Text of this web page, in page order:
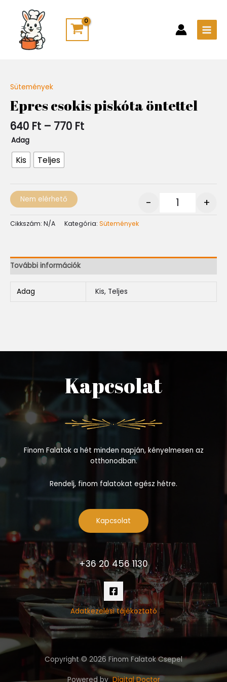
content
Sütemények
Epres csokis piskóta öntettel
640 Ft – 770 Ft
640 Ft
-
770 Ft
Adag
Kis Teljes
- +
Nem elérhető
Cikkszám: N/A Kategória: Sütemények
További információk
Adag Kis, Teljes
Kapcsolat
Finom Falatok a hét minden napján, kényelmesen az
otthonodban.
Rendelj, finom falatokat egész hétre.
Kapcsolat
+36 20 456 1130
Adatkezelési tájékoztató
Copyright © 2026 Finom Falatok Csepel
Powered byDigital Doctor